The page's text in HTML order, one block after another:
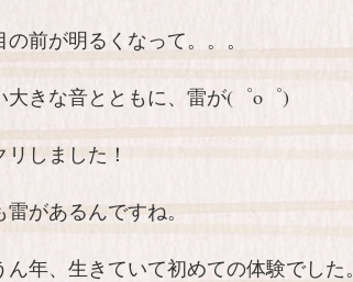
の前が明るくなって。。。
大きな音とともに、雷が(゜o゜)
リしました！
雷があるんですね。
ん年、生きていて初めての体験でした。